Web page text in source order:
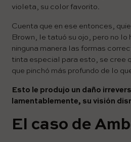
violeta, su color favorito.
Cuenta que en ese entonces,
Brown, le tatuó su ojo, pero no lo
ninguna manera las formas
tinta especial para esto, se cree
que pinchó más profundo de lo
Esto le produjo un daño
lamentablemente, su visión
El caso de